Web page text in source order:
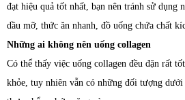
đạt hiệu quả tốt nhất, bạn nên tránh sử dụng
dầu mỡ, thức ăn nhanh, đồ uống chứa chất
Những ai không nên uống collagen
Có thể thấy việc uống collagen đều đặn rất
khỏe, tuy nhiên vẫn có những đối tượng